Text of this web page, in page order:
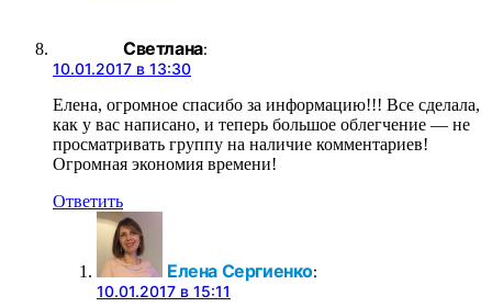
Светлана:
10.01.2017 в 13:30
Елена, огромное спасибо за информацию!!! Все сделала,
как у вас написано, и теперь большое облегчение — не
просматривать группу на наличие комментариев!
Огромная экономия времени!
Ответить
Елена Сергиенко:
10.01.2017 в 15:11